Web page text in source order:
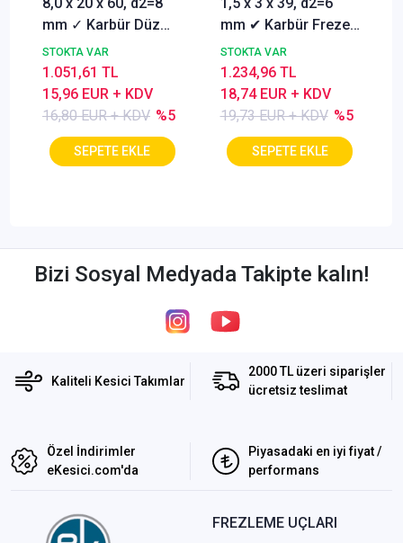
mm ✓ Karbür Düz
Freze, Parmak freze
ucu Z=4,TiSiN
Kaplamalı
STOKTA VAR
16,80 EUR + KDV %5
15,96 EUR + KDV
1.051,61 TL
mm ✔ Karbür Freze
ucu, Z=3, Kaplamalı,
30°
STOKTA VAR
19,73 EUR + KDV %5
18,74 EUR + KDV
1.234,96 TL
Bizi Sosyal Medyada Takipte kalın!
Kaliteli Kesici Takımlar
2000 TL üzeri siparişler
ücretsiz teslimat
Özel İndirimler
eKesici.com'da
Piyasadaki en iyi fiyat /
performans
FREZLEME UÇLARI